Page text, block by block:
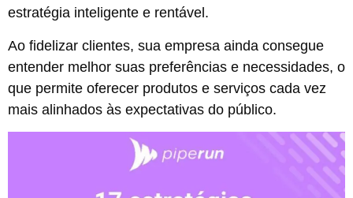
estratégia inteligente e rentável.
Ao fidelizar clientes, sua empresa ainda consegue
entender melhor suas preferências e necessidades, o
que permite oferecer produtos e serviços cada vez
mais alinhados às expectativas do público.